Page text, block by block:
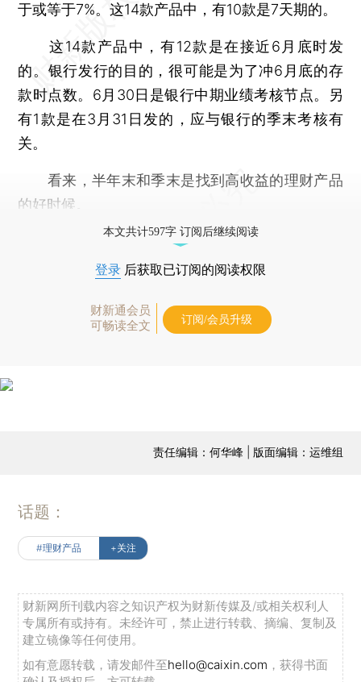
于或等于7%。这14款产品中，有10款是7天期的。
这14款产品中，有12款是在接近6月底时发
的。银行发行的目的，很可能是为了冲6月底的存
款时点数。6月30日是银行中期业绩考核节点。另
有1款是在3月31日发的，应与银行的季末考核有
关。
看来，半年末和季末是找到高收益的理财产品
的好时候。
本文共计597字 订阅后继续阅读
登录 后获取已订阅的阅读权限
财新通会员
可畅读全文
订阅/会员升级
责任编辑：何华峰 | 版面编辑：运维组
话题：
#理财产品 +关注
财新网所刊载内容之知识产权为财新传媒及/或相关权利人
专属所有或持有。未经许可，禁止进行转载、摘编、复制及
建立镜像等任何使用。
如有意愿转载，请发邮件至hello@caixin.com ，获得书面